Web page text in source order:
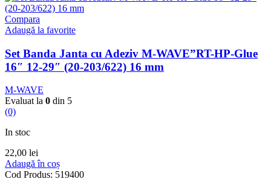
Compara
Adaugă la favorite
Set Banda Janta cu Adeziv M-WAVE”RT-HP-Glue
16″ 12-29″ (20-203/622) 16 mm
M-WAVE
Evaluat la 0 din 5
(0)
In stoc
22,00 lei
Adaugă în coș
Cod Produs: 519400